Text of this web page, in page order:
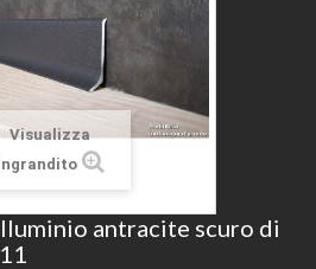
Visualizza
antracite scuro di